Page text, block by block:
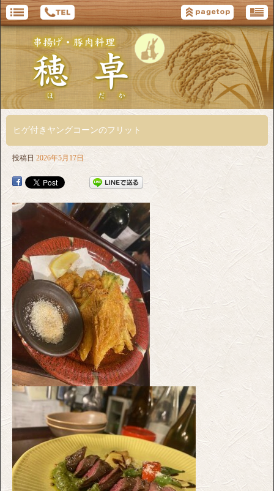
ヒゲ付きヤングコーンのフリット
投稿日 2026年5月17日